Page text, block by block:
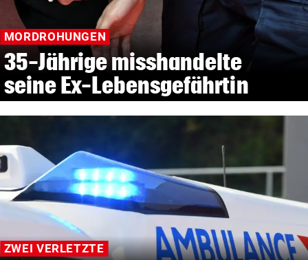
MORDROHUNGEN
35-Jährige misshandelte
seine Ex-Lebensgefährtin
ZWEI VERLETZTE